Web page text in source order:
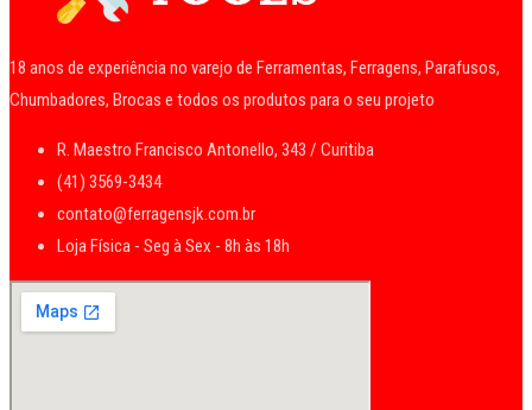
18 anos de experiência no varejo de Ferramentas, Ferragens, Parafusos,
Chumbadores, Brocas e todos os produtos para o seu projeto
R. Maestro Francisco Antonello, 343 / Curitiba
(41) 3569-3434
contato@ferragensjk.com.br
Loja Física - Seg à Sex - 8h às 18h